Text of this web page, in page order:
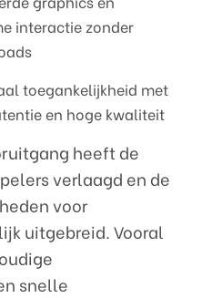
interactie zonder
toegankelijkheid met
en hoge kwaliteit
heeft de
verlaagd en de
voor
uitgebreid. Vooral
snelle